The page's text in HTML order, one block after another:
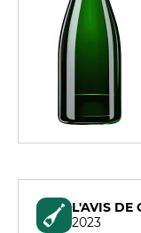
L'AVIS DE
2023